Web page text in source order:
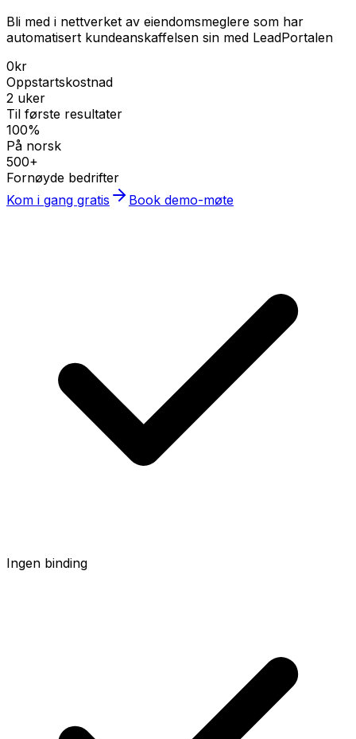
Bli med i nettverket av eiendomsmeglere som har
automatisert kundeanskaffelsen sin med LeadPortalen
0kr
Oppstartskostnad
2 uker
Til første resultater
100%
På norsk
500+
Fornøyde bedrifter
Kom i gang gratis
Book demo-møte
Ingen binding